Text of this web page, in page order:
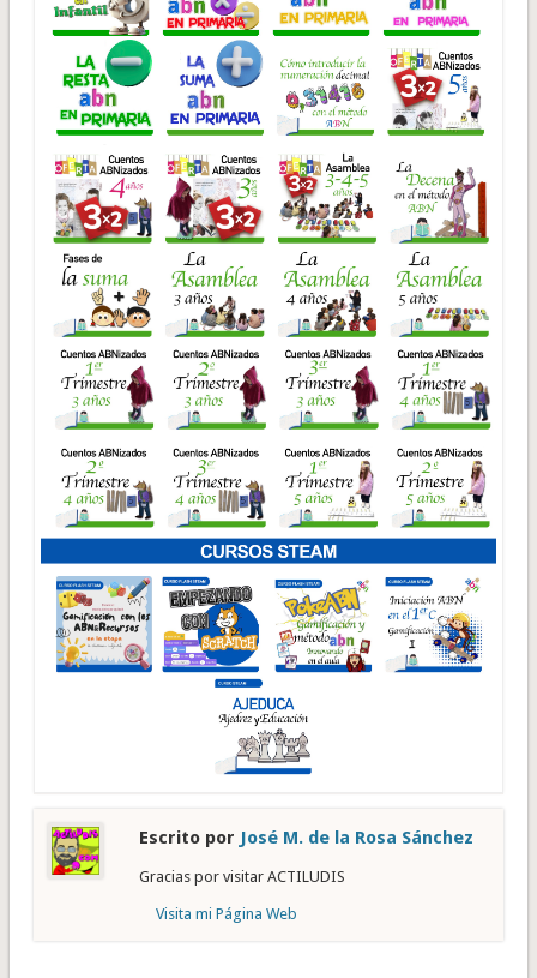
Escrito por José M. de la Rosa Sánchez
Gracias por visitar ACTILUDIS
Visita mi Página Web